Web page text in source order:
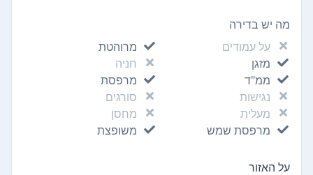
מה יש בדירה
על עמודים
מרוהטת
מזגן
חניה
ממ"ד
מרפסת
נגישות
סורגים
מעלית
מחסן
מרפסת שמש
משופצת
על האזור